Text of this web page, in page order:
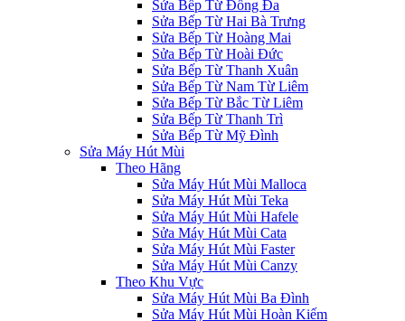
Sửa Bếp Từ Đống Đa
Sửa Bếp Từ Hai Bà Trưng
Sửa Bếp Từ Hoàng Mai
Sửa Bếp Từ Hoài Đức
Sửa Bếp Từ Thanh Xuân
Sửa Bếp Từ Nam Từ Liêm
Sửa Bếp Từ Bắc Từ Liêm
Sửa Bếp Từ Thanh Trì
Sửa Bếp Từ Mỹ Đình
Sửa Máy Hút Mùi
Theo Hãng
Sửa Máy Hút Mùi Malloca
Sửa Máy Hút Mùi Teka
Sửa Máy Hút Mùi Hafele
Sửa Máy Hút Mùi Cata
Sửa Máy Hút Mùi Faster
Sửa Máy Hút Mùi Canzy
Theo Khu Vực
Sửa Máy Hút Mùi Ba Đình
Sửa Máy Hút Mùi Hoàn Kiếm